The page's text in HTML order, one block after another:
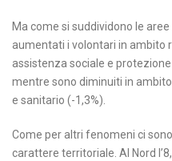
Ma come si suddividono le
aumentati i volontari in ambito
assistenza sociale e
mentre sono diminuiti in
e sanitario (-1,3%).
Come per altri fenomeni ci
carattere territoriale. Al Nord